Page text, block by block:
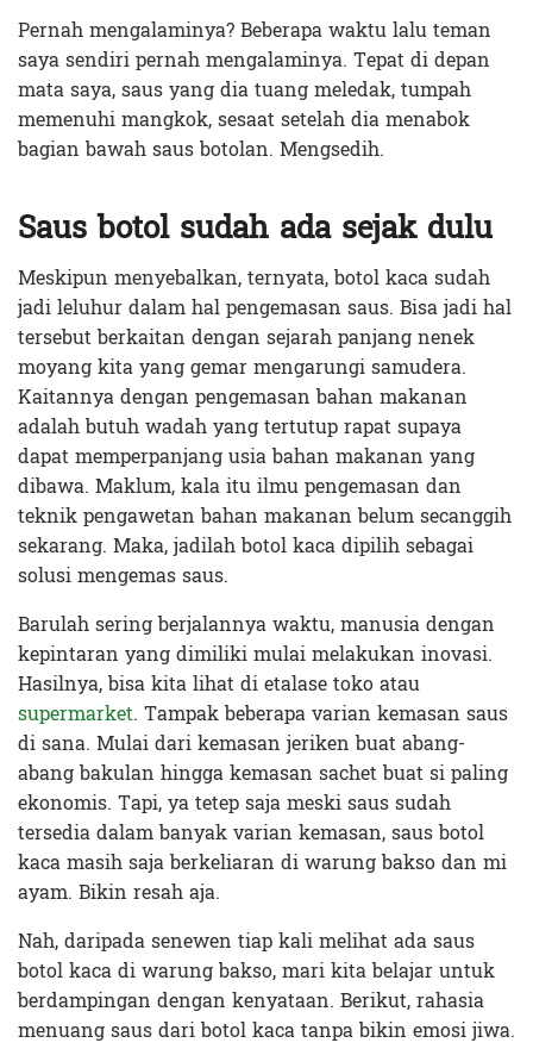
Pernah mengalaminya? Beberapa waktu lalu teman
saya sendiri pernah mengalaminya. Tepat di depan
mata saya, saus yang dia tuang meledak, tumpah
memenuhi mangkok, sesaat setelah dia menabok
bagian bawah saus botolan. Mengsedih.
Saus botol sudah ada sejak dulu
Meskipun menyebalkan, ternyata, botol kaca sudah
jadi leluhur dalam hal pengemasan saus. Bisa jadi hal
tersebut berkaitan dengan sejarah panjang nenek
moyang kita yang gemar mengarungi samudera.
Kaitannya dengan pengemasan bahan makanan
adalah butuh wadah yang tertutup rapat supaya
dapat memperpanjang usia bahan makanan yang
dibawa. Maklum, kala itu ilmu pengemasan dan
teknik pengawetan bahan makanan belum secanggih
sekarang. Maka, jadilah botol kaca dipilih sebagai
solusi mengemas saus.
Barulah sering berjalannya waktu, manusia dengan
kepintaran yang dimiliki mulai melakukan inovasi.
Hasilnya, bisa kita lihat di etalase toko atau
supermarket. Tampak beberapa varian kemasan saus
di sana. Mulai dari kemasan jeriken buat abang-
abang bakulan hingga kemasan sachet buat si paling
ekonomis. Tapi, ya tetep saja meski saus sudah
tersedia dalam banyak varian kemasan, saus botol
kaca masih saja berkeliaran di warung bakso dan mi
ayam. Bikin resah aja.
Nah, daripada senewen tiap kali melihat ada saus
botol kaca di warung bakso, mari kita belajar untuk
berdampingan dengan kenyataan. Berikut, rahasia
menuang saus dari botol kaca tanpa bikin emosi jiwa.